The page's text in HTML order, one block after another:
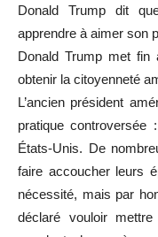
Donald Trump dit
apprendre à aimer son
Donald Trump met fin
obtenir la citoyenneté
L’ancien président
pratique
États-Unis. De
faire accoucher leurs
nécessité, mais par
déclaré vouloir